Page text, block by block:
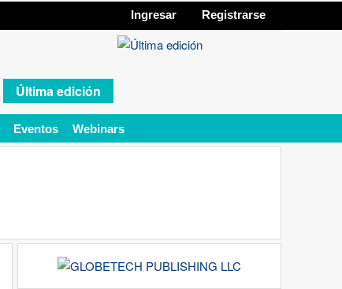
Ingresar Registrarse
Última edición
Eventos Webinars